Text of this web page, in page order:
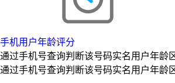
手机用户年龄评分
通过手机号查询判断该号码实名用户年龄
通过手机号查询判断该号码实名用户年龄